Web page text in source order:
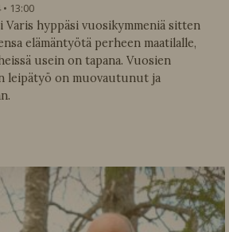
13:00
hyppäsi vuosikymmeniä sitten
elämäntyötä perheen maatilalle,
usein on tapana. Vuosien
leipätyö on muovautunut ja